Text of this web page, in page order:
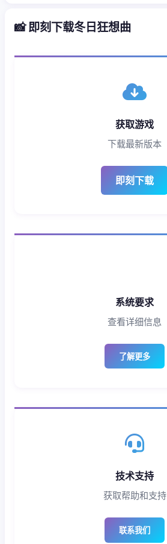
📸 即刻下载冬日狂想曲
获取游戏
下载最新版本
即刻下载
系统要求
查看详细信息
了解更多
技术支持
获取帮助和支持
联系我们